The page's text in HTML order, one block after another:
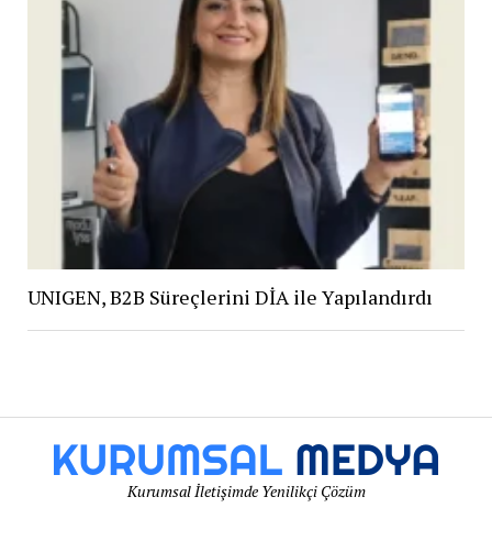
UNIGEN, B2B Süreçlerini DİA ile Yapılandırdı
Kurumsal İletişimde Yenilikçi Çözüm